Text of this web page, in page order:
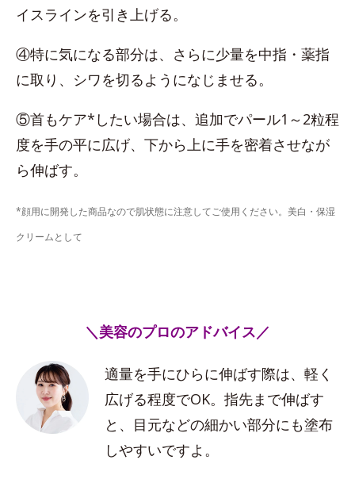
イスラインを引き上げる。
④特に気になる部分は、さらに少量を中指・薬指
に取り、シワを切るようになじませる。
⑤首もケア*したい場合は、追加でパール1～2粒程
度を手の平に広げ、下から上に手を密着させなが
ら伸ばす。
*顔用に開発した商品なので肌状態に注意してご使用ください。美白・保湿
クリームとして
＼美容のプロのアドバイス／
適量を手にひらに伸ばす際は、軽く
広げる程度でOK。指先まで伸ばす
と、目元などの細かい部分にも塗布
しやすいですよ。